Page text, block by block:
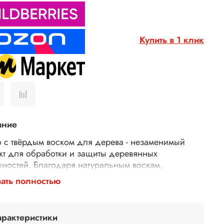
Купить в 1 клик
твёрдым воском для дерева - незаменимый
для обработки и защиты деревянных
Благодаря натуральным воскам,
в состав продукта, поверхность древесины
гладкой, приятной на ощупь, легко
высокой проникающей способностью, что
полностью